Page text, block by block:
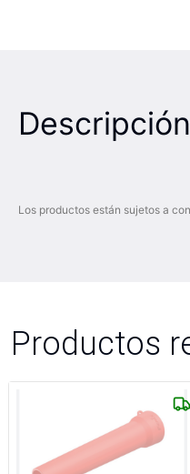
Los productos están sujetos a
Productos